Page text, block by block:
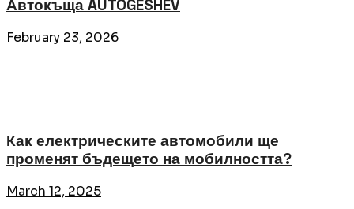
Автокъща AUTOGESHEV
February 23, 2026
Как електрическите автомобили ще
променят бъдещето на мобилността?
March 12, 2025